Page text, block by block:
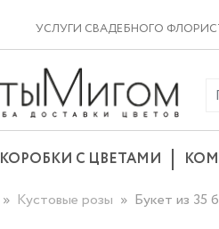
УСЛУГИ СВАДЕБНОГО
КОРОБКИ С ЦВЕТАМИ
Кустовые розы Букет из 35